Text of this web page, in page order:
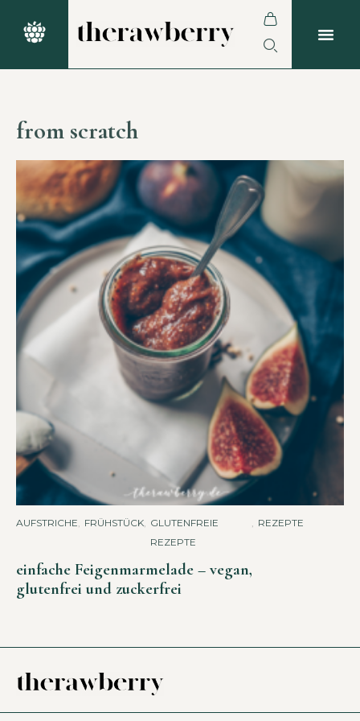
from scratch
AUFSTRICHE FRÜHSTÜCK GLUTENFREIE
REZEPTE
REZEPTE
einfache Feigenmarmelade – vegan,
glutenfrei und zuckerfrei